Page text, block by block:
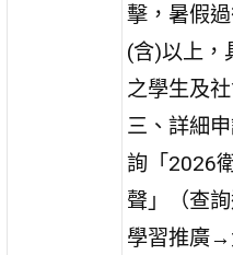
擊，暑假
(含)以上，
之學生及
三、詳細
詢「2026
聲」（查
學習推廣→